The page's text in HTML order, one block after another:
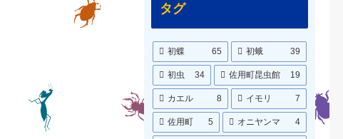
タグ
初蝶 65 初蛾 39
初虫 34 佐用町昆虫館 19
カエル 8 イモリ 7
佐用町 5 オニヤンマ 4